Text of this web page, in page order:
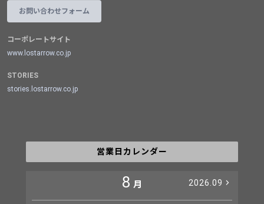
お問い合わせフォーム
コーポレートサイト
www.lostarrow.co.jp
STORIES
stories.lostarrow.co.jp
営業日カレンダー
8 月 2026.09